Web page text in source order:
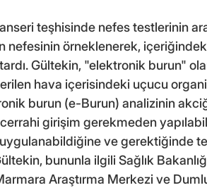
teşhisinde nefes testlerinin
nefesinin örneklenerek,
Gültekin, "elektronik burun"
hava içerisindeki uçucu
burun (e-Burun) analizinin
girişim gerekmeden
ve gerektiğinde
bununla ilgili Sağlık
Araştırma Merkezi ve